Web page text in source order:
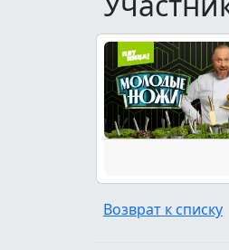
Возврат к списку